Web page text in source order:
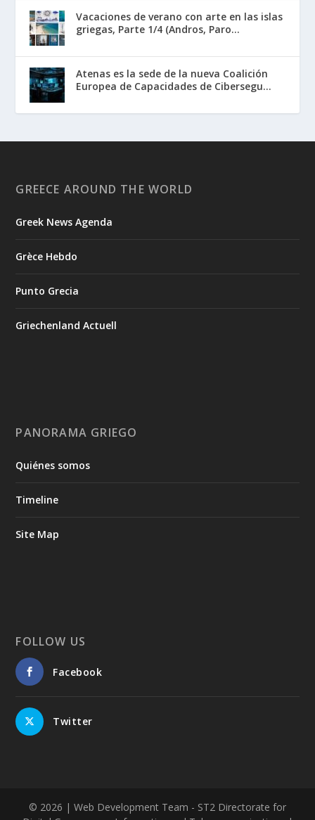
Vacaciones de verano con arte en las islas
griegas, Parte 1/4 (Andros, Paro...
Atenas es la sede de la nueva Coalición
Europea de Capacidades de Cibersegu...
GREECE AROUND THE WORLD
Greek News Agenda
Grèce Hebdo
Punto Grecia
Griechenland Actuell
PANORAMA GRIEGO
Quiénes somos
Timeline
Site Map
FOLLOW US
Facebook
Twitter
© 2026 | Web Development Team - ST2 Directorate for